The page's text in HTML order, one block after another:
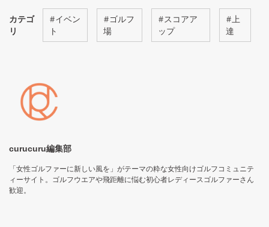
カテゴ
リ
#イベン
ト
#ゴルフ
場
#スコアア
ップ
# 上
達
curucuru編集部
「女性ゴルファーに新しい風を」がテーマの粋な女性向けゴルフコミュニテ
ィーサイト。ゴルフウエアや飛距離に悩む初心者レディースゴルファーさん
歓迎。